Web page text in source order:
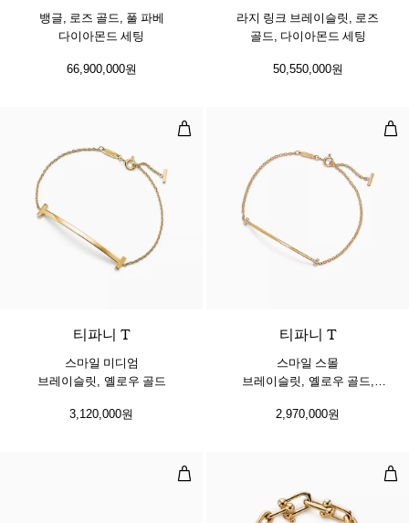
뱅글, 로즈 골드, 풀 파베
다이아몬드 세팅
66,900,000원
라지 링크 브레이슬릿, 로즈
골드, 다이아몬드 세팅
50,550,000원
스마일 미디엄 브레이슬릿, 옐로우
티파니 T
스마일 미디엄
브레이슬릿, 옐로우 골드
3,120,000원
스
티파니 T
스마일 스몰
브레이슬릿, 옐로우 골드,
2,970,000원
와이어 뱅글, 옐로우 골드, 다이아몬
라